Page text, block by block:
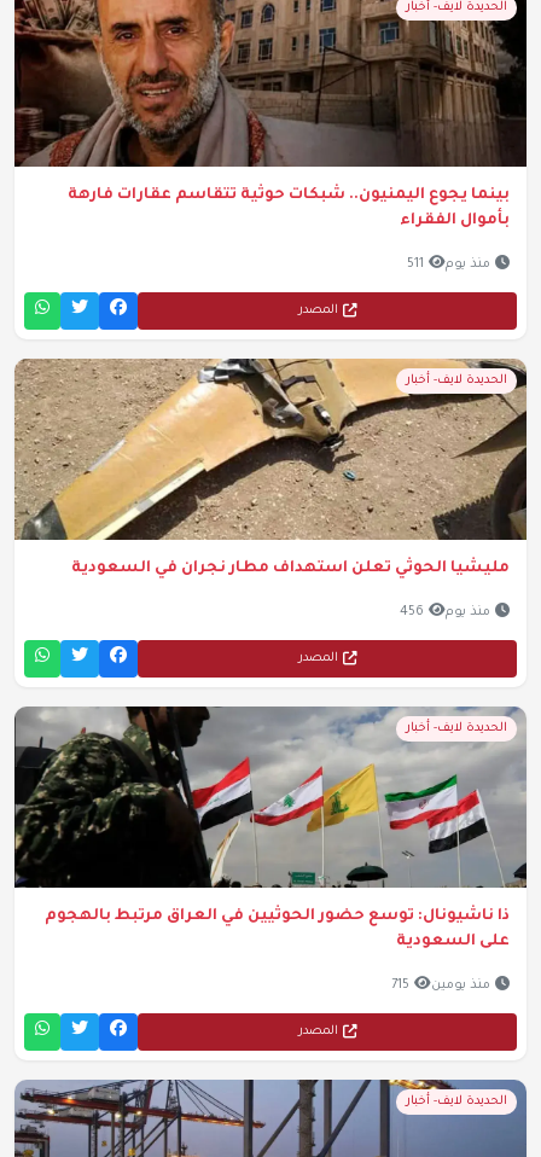
الحديدة لايف- أخبار
بينما يجوع اليمنيون.. شبكات حوثية تتقاسم عقارات فارهة
بأموال الفقراء
منذ يوم 511
المصدر
الحديدة لايف- أخبار
مليشيا الحوثي تعلن استهداف مطار نجران في السعودية
منذ يوم 456
المصدر
الحديدة لايف- أخبار
ذا ناشيونال: توسع حضور الحوثيين في العراق مرتبط بالهجوم
على السعودية
منذ يومين 715
المصدر
الحديدة لايف- أخبار